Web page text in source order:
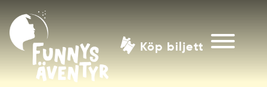
Köp biljett